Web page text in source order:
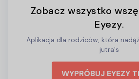
Zobacz wszystko
Eyezy.
Aplikacja dla rodziców, która
jutra's
WYPRÓBUJ EYEZY